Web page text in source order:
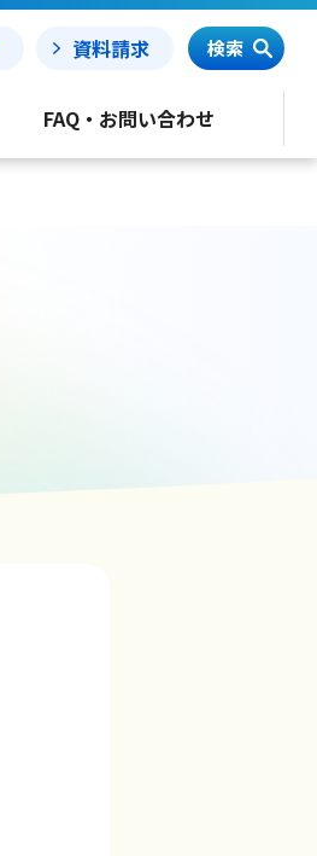
資料請求 検索
FAQ・お問い合わせ